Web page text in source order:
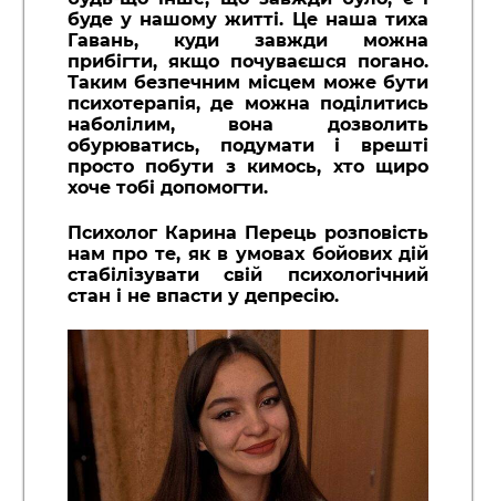
буде у нашому житті. Це наша тиха
Гавань, куди завжди можна
прибігти, якщо почуваєшся погано.
Таким безпечним місцем може бути
психотерапія, де можна поділитись
наболілим, вона дозволить
обурюватись, подумати і врешті
просто побути з кимось, хто щиро
хоче тобі допомогти.
Психолог Карина Перець розповість
нам про те, як в умовах бойових дій
стабілізувати свій психологічний
стан і не впасти у депресію.